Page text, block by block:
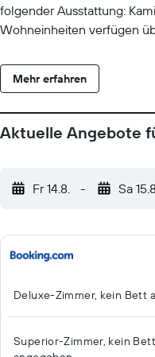
folgender Ausstattung:
Wohneinheiten verfügen
Flachbildfernseher mit
folgenden Angebote und/
Dieses B&B in Nuwara
Zugang. Zur
kostenloses
Kaffee-/Teezubehör. Der
über folgendes Angebot:
Freizeitaktivitäten werden
Mehr erfahren
Aktuelle Angebote
Fr 14.8. - Sa
Deluxe-Zimmer, kein Bett
Superior-Zimmer, kein Bett